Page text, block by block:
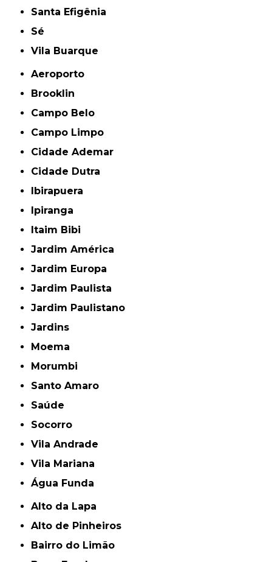
Santa Efigênia
Sé
Vila Buarque
Aeroporto
Brooklin
Campo Belo
Campo Limpo
Cidade Ademar
Cidade Dutra
Ibirapuera
Ipiranga
Itaim Bibi
Jardim América
Jardim Europa
Jardim Paulista
Jardim Paulistano
Jardins
Moema
Morumbi
Santo Amaro
Saúde
Socorro
Vila Andrade
Vila Mariana
Água Funda
Alto da Lapa
Alto de Pinheiros
Bairro do Limão